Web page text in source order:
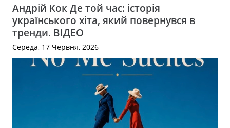
Андрій Кок Де той час: історія
українського хіта, який повернувся в
тренди. ВІДЕО
Середа, 17 Червня, 2026